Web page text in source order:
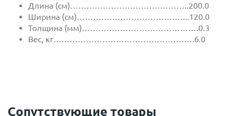
Длина (см)……………………………………..200.0
Ширина (см)…………………………………...120.0
Толщина (мм)…………………………………….0.3
Вес, кг…………………………………………….6.0
Сопутствующие товары